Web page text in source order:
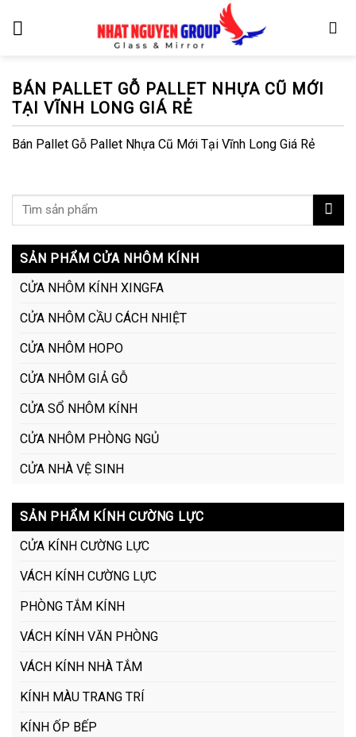
BÁN PALLET GỖ PALLET NHỰA CŨ MỚI
TẠI VĨNH LONG GIÁ RẺ
Bán Pallet Gỗ Pallet Nhựa Cũ Mới Tại Vĩnh Long Giá Rẻ
SẢN PHẨM CỬA NHÔM KÍNH
CỬA NHÔM KÍNH XINGFA
CỬA NHÔM CẦU CÁCH NHIỆT
CỬA NHÔM HOPO
CỬA NHÔM GIẢ GỖ
CỬA SỔ NHÔM KÍNH
CỬA NHÔM PHÒNG NGỦ
CỬA NHÀ VỆ SINH
SẢN PHẨM KÍNH CƯỜNG LỰC
CỬA KÍNH CƯỜNG LỰC
VÁCH KÍNH CƯỜNG LỰC
PHÒNG TẮM KÍNH
VÁCH KÍNH VĂN PHÒNG
VÁCH KÍNH NHÀ TẮM
KÍNH MÀU TRANG TRÍ
KÍNH ỐP BẾP